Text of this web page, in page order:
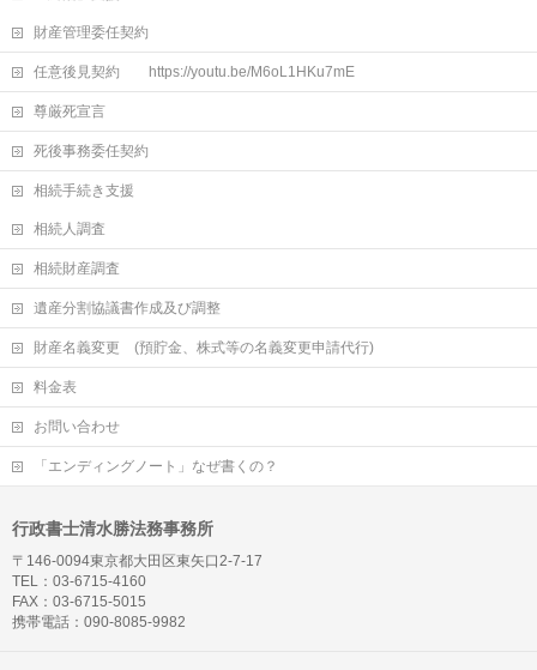
財産管理委任契約
任意後見契約 https://youtu.be/M6oL1HKu7mE
尊厳死宣言
死後事務委任契約
相続手続き支援
相続人調査
相続財産調査
遺産分割協議書作成及び調整
財産名義変更 (預貯金、株式等の名義変更申請代行)
料金表
お問い合わせ
「エンディングノート」なぜ書くの？
行政書士清水勝法務事務所
〒146-0094東京都大田区東矢口2-7-17
TEL：03-6715-4160
FAX：03-6715-5015
携帯電話：090-8085-9982